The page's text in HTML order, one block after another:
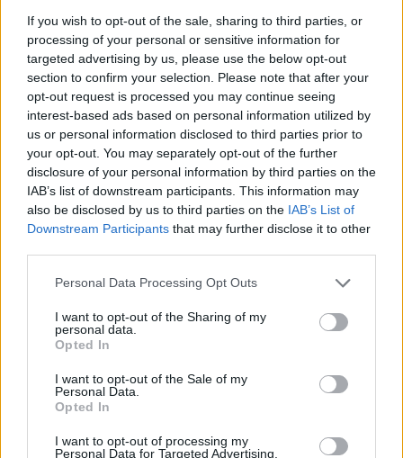
If you wish to opt-out of the sale, sharing to third parties, or
processing of your personal or sensitive information for
targeted advertising by us, please use the below opt-out
section to confirm your selection. Please note that after your
opt-out request is processed you may continue seeing
interest-based ads based on personal information utilized by
us or personal information disclosed to third parties prior to
your opt-out. You may separately opt-out of the further
disclosure of your personal information by third parties on the
IAB’s list of downstream participants. This information may
also be disclosed by us to third parties on the IAB’s List of
Downstream Participants that may further disclose it to other
Personal Data Processing Opt Outs
I want to opt-out of the Sharing of my
personal data.
Opted In
I want to opt-out of the Sale of my
Personal Data.
Opted In
I want to opt-out of processing my
Personal Data for Targeted Advertising.
07.08.2026 - Bosch Powertrain s.r.o. Jihlava • linkový střídač • mzda
48.400 Kč • příspěvek na ubytování (Jihlava, okres Jihlava)
07.08.2026 - Bosch Powertrain s.r.o. Jihlava • obsluha CNC strojů •
48.400 Kč • náborový bonus 50.000 Kč • příspěvek na ubytování
okres Jihlava)
07.08.2026 -Specialista pro elektronická zařízení údržby (m/ž) (tř.
Klementa 869, Mladá Boleslav II)
06.08.2026 -Bosch Powertrain s.r.o. Jihlava • CNC operátor• mzda
Kč • náborový bonus 50.000 Kč • příspěvek na ubytování (Jihlava,
Jihlava)
06.08.2026 -Bosch Powertrain s.r.o. • montážní dělník • mzda 44.700
týdenní zálohy na mzdu 2.000 Kč (Jihlava, okres Jihlava)
... další nabídky zaměstnání
vysílacím týdnu
naladění na Skylinku